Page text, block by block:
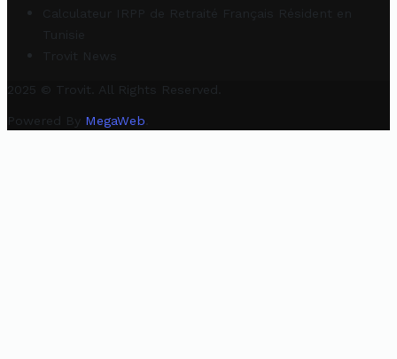
Calculateur IRPP de Retraité Français Résident en
Tunisie
Trovit News
2025 © Trovit. All Rights Reserved.
Powered By MegaWeb